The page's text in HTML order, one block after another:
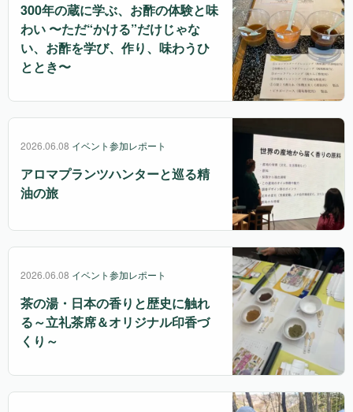
300年の蔵に学ぶ、お酢の体験と味
わい 〜ただ“かける”だけじゃな
い、お酢を学び、作り、味わうひ
ととき〜
2026.06.08 イベント参加レポート
アロマプランツハンターと巡る精
油の旅
2026.06.08 イベント参加レポート
茶の湯・日本の香りと歴史に触れ
る～立礼茶席＆オリジナル印香づ
くり～